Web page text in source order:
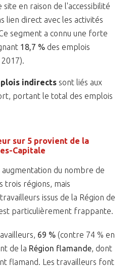
en raison de l'accessibilité
lien direct avec les activités
segment a connu une forte
18,7 % des emplois
indirects sont liés aux
portant le total des emplois
sur 5 provient de la
Capitale
du nombre de
trois régions, mais
issus de la Région de
particulièrement frappante.
69 % (contre 74 % en
de la Région flamande, dont
flamand. Les travailleurs font